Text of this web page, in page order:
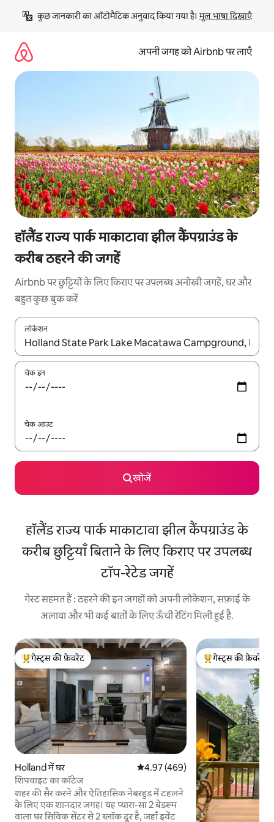
छोड़कर
कॉन्टेंट
कुछ जानकारी का ऑटोमैटिक अनुवाद किया गया है। मूल भाषा दिखाएँ
अपनी जगह को Airbnb पर लाएँ
हॉलैंड राज्य पार्क माकाटावा झील कैंपग्राउंड के
करीब ठहरने की जगहें
Airbnb पर छुट्टियों के लिए किराए पर उपलब्ध अनोखी जगहें, घर और
बहुत कुछ बुक करें
लोकेशन
नतीजों के उपलब्ध होने पर, अप और डाउन 'ऐरो की' का इस्तेमाल करके नेविगेट
चेक इन
चेक आउट
खोजें
हॉलैंड राज्य पार्क माकाटावा झील कैंपग्राउंड के
करीब छुट्टियाँ बिताने के लिए किराए पर उपलब्ध
टॉप-रेटेड जगहें
गेस्ट सहमत हैं : ठहरने की इन जगहों को अपनी लोकेशन, सफ़ाई के
अलावा और भी कई बातों के लिए ऊँची रेटिंग मिली हुई है.
गेस्ट्स का टॉप फ़ेवरेट
गेस्ट्स की फ़ेवरेट
Holland में घर औसत रेटिंग 5 में से 4.97, 469 समीक्षाएँ
4.97 (469)
शिपवाइट का कॉटेज
शहर की सैर करने और ऐतिहासिक नेबरहुड में टहलने
के लिए एक शानदार जगह। यह प्यारा-सा 2 बेडरूम
वाला घर सिविक सेंटर से 2 ब्लॉक दूर है, जहाँ इवेंट
गेस्ट्स का टॉप फ़ेवरेट
गेस्ट्स की फ़ेवरेट